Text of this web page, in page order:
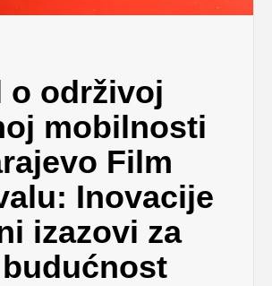
o održivoj
mobilnosti
Film
Inovacije
izazovi za